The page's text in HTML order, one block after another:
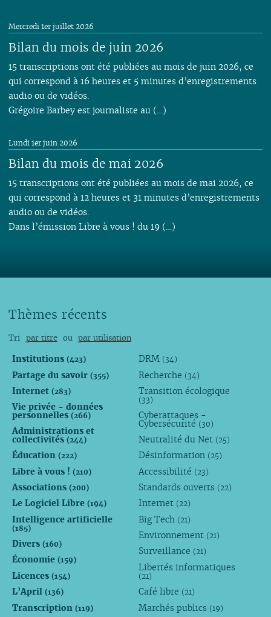
Bilan du mois de juin 2026
Mercredi 1er juillet 2026
15 transcriptions ont été publiées au mois de juin 2026, ce
qui correspond à 16 heures et 5 minutes d’enregistrements
audio ou de vidéos.
Grégoire Barbey est journaliste au (…)
Bilan du mois de mai 2026
Lundi 1er juin 2026
15 transcriptions ont été publiées au mois de mai 2026, ce
qui correspond à 12 heures et 31 minutes d’enregistrements
audio ou de vidéos.
Dans l’émission Libre à vous ! du 19 (…)
Thèmes récents
Tri par titre ou par utilisation
Institutions (423)
Partage du savoir (355)
Internet (283)
Vie privée - données
personnelles (266)
Administrations et
collectivités (244)
Éducation (222)
Libre à vous ! (210)
Associations (200)
Le Logiciel Libre (194)
Intelligence artificielle
(185)
Divers (160)
Économie (159)
Licences (154)
L’April (136)
Transcription (119)
DRM (34)
Recherche (34)
Transition écologique
(33)
Cyberattaques -
Cybersécurité (30)
Neutralité du Net (25)
Désinformation (25)
Accessibilité (23)
Standards ouverts (22)
Internet (22)
Big Tech (21)
Environnement (21)
Surveillance (21)
Libertés informatiques
(21)
Café libre (21)
Marchés publics (19)